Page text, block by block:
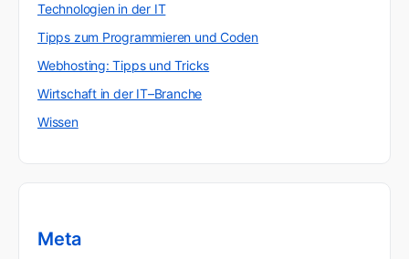
Technologien in der IT
Tipps zum Programmieren und Coden
Webhosting: Tipps und Tricks
Wirtschaft in der IT–Branche
Wissen
Meta